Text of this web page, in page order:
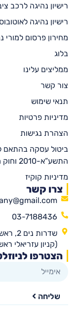
רישיון נהיגה לרכב
רישיון נהיגה לאוטובוס
מחירון פרסום למורי
בלוג
ממליצים עלינו
צור קשר
תנאי שימוש
מדיניות פרטיות
הצהרת נגישות
ביטול עסקה בהתאם
התשע”א-2010 וחוק הגנת הצרכן, התשמ”א-1981″
מדיניות קוקיז
צרו קשר
03-7188436
שדרות נים 2, ראשון לציון
(קניון עזריאלי
הצטרפו
שליחה